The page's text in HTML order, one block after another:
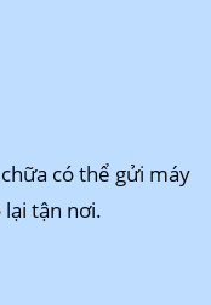
có thể gửi máy
tận nơi.